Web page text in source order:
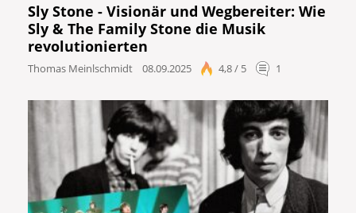
Sly Stone - Visionär und Wegbereiter: Wie
Sly & The Family Stone die Musik
revolutionierten
Thomas Meinlschmidt 08.09.2025 4,8 / 5 1